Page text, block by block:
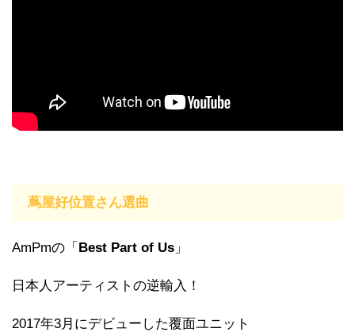
蔦屋好位置さん選曲
AmPmの「 Best Part of Us 」
日本人アーティストの逆輸入！
2017年3月にデビューした覆面ユニット